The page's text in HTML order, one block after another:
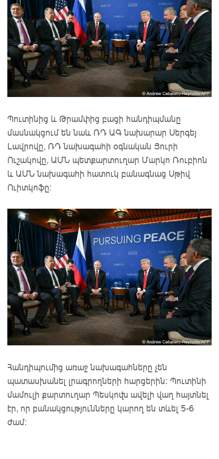
Պուտինից և Թրամփից բացի հանդիպմանը
մասնակցում են նաև ՌԴ ԱԳ նախարար Սերգեյ
Լավրովը, ՌԴ նախագահի օգնական Յուրի
Ուշակովը, ԱՄՆ պետքարտուղար Մարկո Ռուբիոն
և ԱՄՆ նախագահի հատուկ բանագնաց Սթիվ
Ուիտկոֆը։
Հանդիպումից առաջ նախագահները չեն
պատասխանել լրագրողների հարցերին: Պուտինի
մամուլի քարտուղար Պեսկովն ավելի վաղ հայտնել
էր, որ բանակցությունները կարող են տևել 5-6
ժամ։